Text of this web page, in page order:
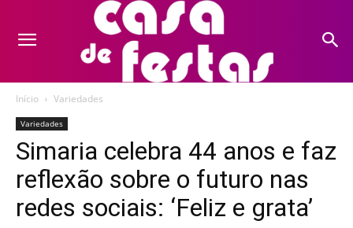
Início Variedades
Variedades
Simaria celebra 44 anos e faz
reflexão sobre o futuro nas
redes sociais: ‘Feliz e grata’